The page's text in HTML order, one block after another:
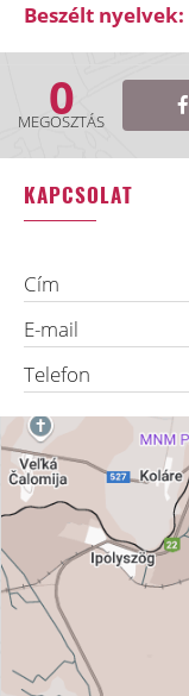
Beszélt nyelvek:
0
MEGOSZTÁS
KAPCSOLAT
Cím
E-mail
Telefon